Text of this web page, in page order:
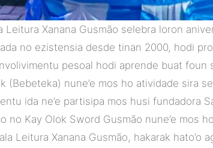
Leitura Xanana Gusmão selebra loron
no ezistensia desde tinan 2000, hodi
pesoal hodi aprende buat
(Bebeteka) nune’e mos ho atividade sira
ida ne’e partisipa mos husi fundadora
no Kay Olok Sword Gusmão nune’e
Leitura Xanana Gusmão, hakarak hato’o